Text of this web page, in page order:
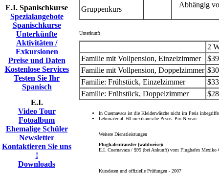
E.I. Spanischkurse
Spezialangebote
Spanischkurse
Unterkünfte
Aktivitäten /
Exkursionen
Preise und Daten
Kostenlose Services
Testen Sie Ihr
Spanisch
E.I.
Video Tour
Fotoalbum
Ehemalige Schüler
Newsletter
Kontaktieren Sie uns
!
Downloads
Gruppenkurs
Abhängig
Unterkunft
2
Familie mit Vollpension, Einzelzimmer
Familie mit Vollpension, Doppelzimmer
Familie: Frühstück, Einzelzimmer
Familie: Frühstück, Doppelzimmer
In Cuernavaca ist die Kleiderwäsche nicht im Preis
Lehrmaterial: 60 mexikanische Pesos. Pro Niveau.
Weitere Dienstleistungen
Flughafentransfer (wahlweise):
E.I. Cuernavaca / $95 (bei Ankunft) vom Flughafen Mexiko
Kursdaten und offizielle Prüfungen - 2007